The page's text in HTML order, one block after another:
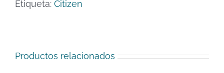
Etiqueta: Citizen
Productos relacionados